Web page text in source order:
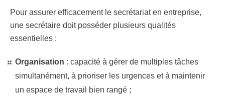
Pour assurer efficacement le secrétariat en entreprise,
une secrétaire doit posséder plusieurs qualités
essentielles :
Organisation : capacité à gérer de multiples tâches
simultanément, à prioriser les urgences et à maintenir
un espace de travail bien rangé​​ ;